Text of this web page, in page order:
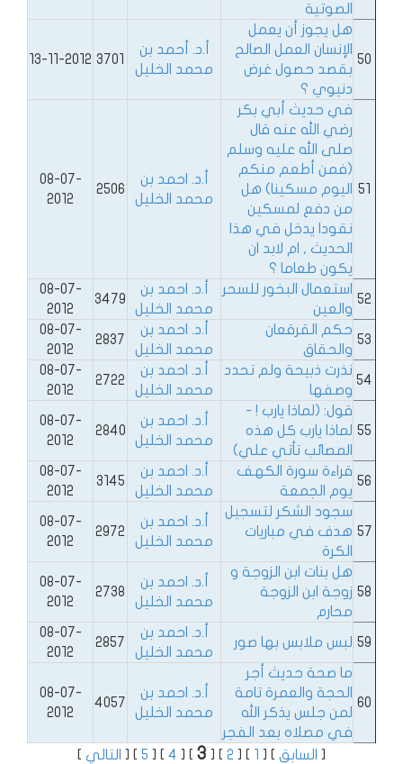
الصوتية
50
هل يجوز أن يعمل
الإنسان العمل الصالح
بقصد حصول غرض
دنيوي ؟
أ.د. أحمد بن
محمد الخليل
3701
13-11-2012
51
في حديث أبي بكر
رضي الله عنه قال
صلى الله عليه وسلم
(فمن أطعم منكم
اليوم مسكينا) هل
من دفع لمسكين
نقودا يدخل في هذا
الحديث , ام لابد ان
يكون طعاما ؟
أ.د. احمد بن
محمد الخليل
2506
08-07-
2012
52
استعمال البخور للسحر
والعين
أ.د. احمد بن
محمد الخليل
3479
08-07-
2012
53
حكم القرقعان
والحقاق
أ.د. احمد بن
محمد الخليل
2837
08-07-
2012
54
نذرت ذبيحة ولم تحدد
وصفها
أ.د. احمد بن
محمد الخليل
2722
08-07-
2012
55
قول: (لماذا يارب ! -
لماذا يارب كل هذه
المصائب تأتي علي)
أ.د. احمد بن
محمد الخليل
2840
08-07-
2012
56
قراءة سورة الكهف
يوم الجمعة
أ.د. احمد بن
محمد الخليل
3145
08-07-
2012
57
سجود الشكر لتسجيل
هدف في مباريات
الكرة
أ.د. احمد بن
محمد الخليل
2972
08-07-
2012
58
هل بنات ابن الزوجة و
زوجة ابن الزوجة
محارم
أ.د. احمد بن
محمد الخليل
2738
08-07-
2012
59 لبس ملابس بها صور
أ.د. احمد بن
محمد الخليل
2857
08-07-
2012
60
ما صحة حديث أجر
الحجة والعمرة تامة
لمن جلس يذكر الله
في مصلاه بعد الفجر
أ.د. احمد بن
محمد الخليل
4057
08-07-
2012
[ السابق ]
[
1
]
[
2
]
[
3
]
[
4
]
[
5
]
[ التالي ]